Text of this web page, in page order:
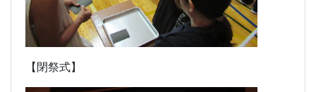
【閉祭式】